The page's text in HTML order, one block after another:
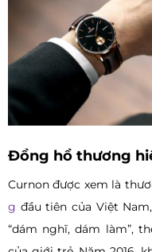
Đồng hồ thương
Curnon được xem là
g đầu tiên của Việt
“dám nghĩ, dám làm”,